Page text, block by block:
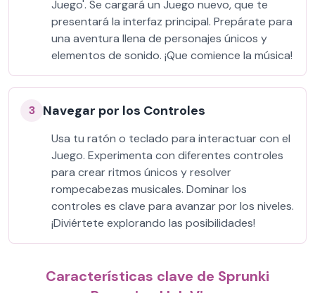
Juego'. Se cargará un Juego nuevo, que te
presentará la interfaz principal. Prepárate para
una aventura llena de personajes únicos y
elementos de sonido. ¡Que comience la música!
3 Navegar por los Controles
Usa tu ratón o teclado para interactuar con el
Juego. Experimenta con diferentes controles
para crear ritmos únicos y resolver
rompecabezas musicales. Dominar los
controles es clave para avanzar por los niveles.
¡Diviértete explorando las posibilidades!
Características clave de Sprunki